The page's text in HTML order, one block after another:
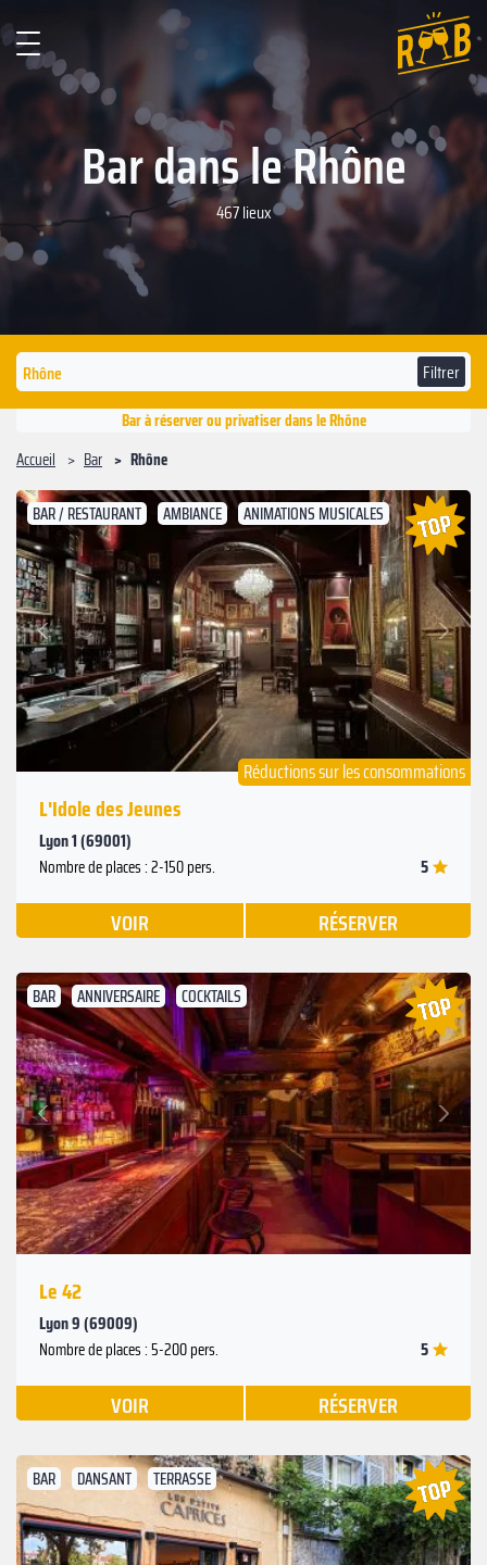
Bar dans le Rhône
467 lieux
Filtrer
Bar à réserver ou privatiser dans le Rhône
Accueil
Bar Rhône
BAR / RESTAURANT AMBIANCE ANIMATIONS MUSICALES
Précédent
Suivant
Réductions sur les consommations
L'Idole des Jeunes
Lyon 1 (69001)
Nombre de places : 2-150 pers. 5
VOIR RÉSERVER
BAR ANNIVERSAIRE COCKTAILS
Précédent
Suivant
Le 42
Lyon 9 (69009)
Nombre de places : 5-200 pers. 5
VOIR RÉSERVER
BAR DANSANT TERRASSE